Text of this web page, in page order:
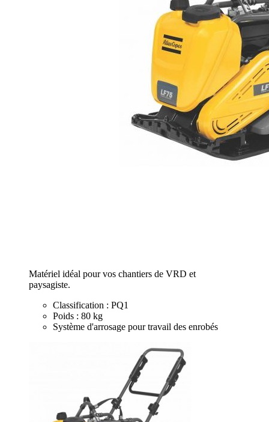
Matériel idéal pour vos chantiers de VRD et
paysagiste.
Classification : PQ1
Poids : 80 kg
Système d'arrosage pour travail des enrobés